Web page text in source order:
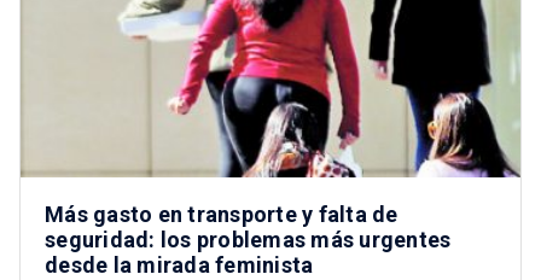
Más gasto en transporte y falta de
seguridad: los problemas más urgentes
desde la mirada feminista